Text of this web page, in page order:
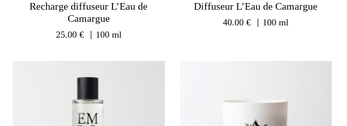
Recharge diffuseur L’Eau de
Camargue
25.00 € ｜100 ml
Diffuseur L’Eau de Camargue
40.00€ ｜100 ml